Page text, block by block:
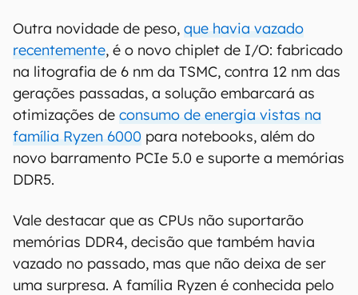
Outra novidade de peso, que havia vazado
recentemente, é o novo chiplet de I/O: fabricado
na litografia de 6 nm da TSMC, contra 12 nm das
gerações passadas, a solução embarcará as
otimizações de consumo de energia vistas na
família Ryzen 6000 para notebooks, além do
novo barramento PCIe 5.0 e suporte a memórias
DDR5.
Vale destacar que as CPUs não suportarão
memórias DDR4, decisão que também havia
vazado no passado, mas que não deixa de ser
uma surpresa. A família Ryzen é conhecida pelo